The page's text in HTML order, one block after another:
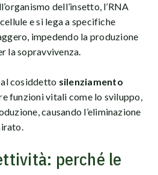
dell’insetto, l’RNA
e si lega a specifiche
impedendo la produzione
la sopravvivenza.
cosiddetto silenziamento
funzioni vitali come lo sviluppo,
causando l’eliminazione
perché le